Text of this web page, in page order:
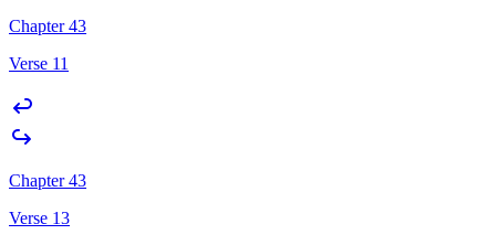
Chapter 43
Verse 11
Chapter 43
Verse 13